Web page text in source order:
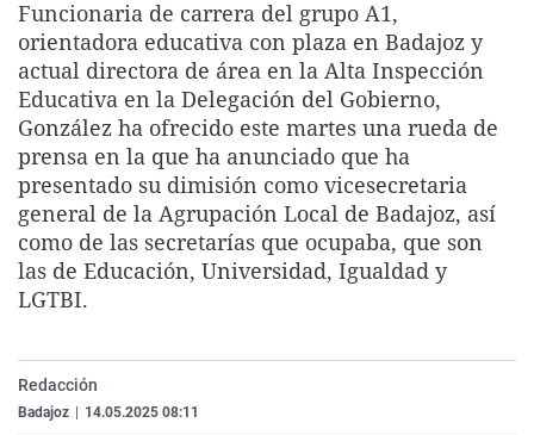
La rosa de los vientos
Gente viajera
Como el perro y el
Caso
Retornados
Equipo de
Operación Viuda
Extremadura
Galicia
La Rioja
Navarra
País Vasco
Virales
Televisión
Elecciones
Funcionaria de carrera del grupo A1,
orientadora educativa con plaza en Badajoz y
actual directora de área en la Alta Inspección
Educativa en la Delegación del Gobierno,
González ha ofrecido este martes una rueda de
prensa en la que ha anunciado que ha
presentado su dimisión como vicesecretaria
general de la Agrupación Local de Badajoz, así
como de las secretarías que ocupaba, que son
las de Educación, Universidad, Igualdad y
LGTBI.
Redacción
Badajoz 14.05.2025 08:11